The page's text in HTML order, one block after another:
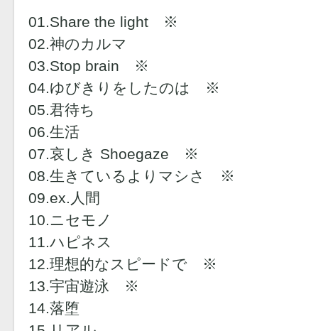
01.Share the light ※
02.神のカルマ
03.Stop brain ※
04.ゆびきりをしたのは ※
05.君待ち
06.生活
07.哀しき Shoegaze ※
08.生きているよりマシさ ※
09.ex.人間
10.ニセモノ
11.ハピネス
12.理想的なスピードで ※
13.宇宙遊泳 ※
14.落堕